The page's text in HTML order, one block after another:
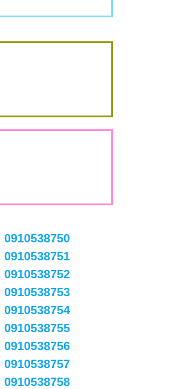
0910538750
0910538751
0910538752
0910538753
0910538754
0910538755
0910538756
0910538757
0910538758